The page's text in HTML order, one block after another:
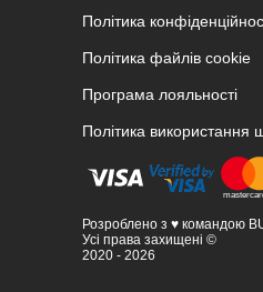
Політика
Політика файлів cookie
Програма лояльності
Політика використання
Розроблено з ♥ командою
Усі права захищені ©
2020 - 2026